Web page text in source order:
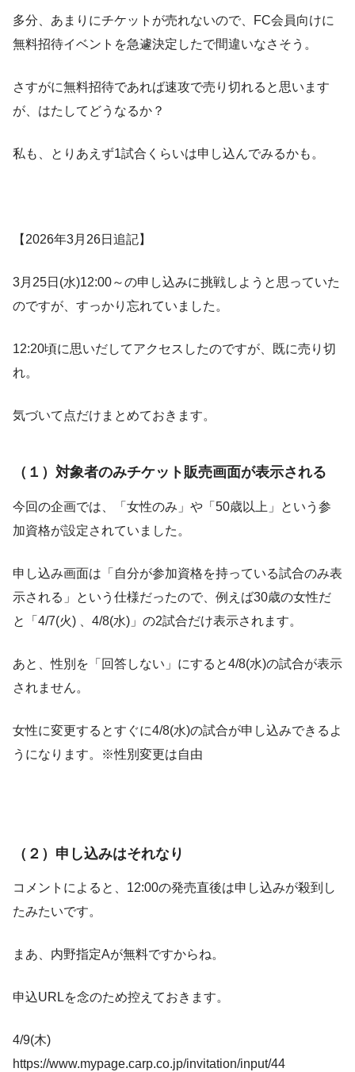
多分、あまりにチケットが売れないので、FC会員向けに
無料招待イベントを急遽決定したで間違いなさそう。
さすがに無料招待であれば速攻で売り切れると思います
が、はたしてどうなるか？
私も、とりあえず1試合くらいは申し込んでみるかも。
【2026年3月26日追記】
3月25日(水)12:00～の申し込みに挑戦しようと思っていた
のですが、すっかり忘れていました。
12:20頃に思いだしてアクセスしたのですが、既に売り切
れ。
気づいて点だけまとめておきます。
（１）対象者のみチケット販売画面が表示される
今回の企画では、「女性のみ」や「50歳以上」という参
加資格が設定されていました。
申し込み画面は「自分が参加資格を持っている試合のみ表
示される」という仕様だったので、例えば30歳の女性だ
と「4/7(火) 、4/8(水)」の2試合だけ表示されます。
あと、性別を「回答しない」にすると4/8(水)の試合が表示
されません。
女性に変更するとすぐに4/8(水)の試合が申し込みできるよ
うになります。※性別変更は自由
（２）申し込みはそれなり
コメントによると、12:00の発売直後は申し込みが殺到し
たみたいです。
まあ、内野指定Aが無料ですからね。
申込URLを念のため控えておきます。
4/9(木)
https://www.mypage.carp.co.jp/invitation/input/44